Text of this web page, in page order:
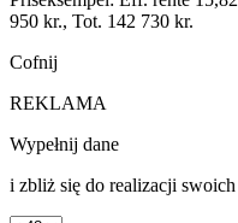
950 kr., Tot. 142 730 kr.
Cofnij
REKLAMA
Wypełnij dane
i zbliż się do realizacji